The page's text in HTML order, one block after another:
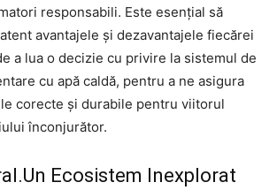
responsabili. Este esențial să
avantajele și dezavantajele fiecărei
a lua o decizie cu privire la sistemul de
cu apă caldă, pentru a ne asigura
corecte și durabile pentru viitorul
înconjurător.
Ecosistem Inexplorat